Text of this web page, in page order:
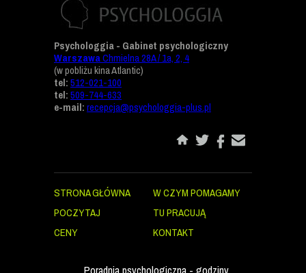
Psychologgia - Gabinet psychologiczny
WarszawaChmielna 28A / 1a, 2, 4
(w pobliżu kina Atlantic)
tel:512-021-100
tel:509-744-633
e-mail:recepcja@psychologgia-plus.pl
STRONA GŁÓWNA
W CZYM POMAGAMY
POCZYTAJ
TU PRACUJĄ
CENY
KONTAKT
Poradnia psychologiczna - godziny